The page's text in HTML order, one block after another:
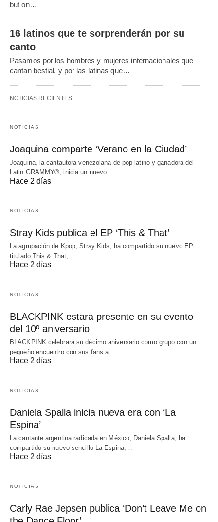
but on…
16 latinos que te sorprenderán por su
canto
Pasamos por los hombres y mujeres internacionales que
cantan bestial, y por las latinas que…
NOTICIAS RECIENTES
NOTICIAS
Joaquina comparte ‘Verano en la Ciudad’
Joaquina, la cantautora venezolana de pop latino y ganadora del
Latin GRAMMY®, inicia un nuevo…
Hace 2 días
NOTICIAS
Stray Kids publica el EP ‘This & That’
La agrupación de Kpop, Stray Kids, ha compartido su nuevo EP
titulado This & That,…
Hace 2 días
NOTICIAS
BLACKPINK estará presente en su evento
del 10º aniversario
BLACKPINK celebrará su décimo aniversario como grupo con un
pequeño encuentro con sus fans al…
Hace 2 días
NOTICIAS
Daniela Spalla inicia nueva era con ‘La
Espina’
La cantante argentina radicada en México, Daniela Spalla, ha
compartido su nuevo sencillo La Espina,…
Hace 2 días
NOTICIAS
Carly Rae Jepsen publica ‘Don’t Leave Me on